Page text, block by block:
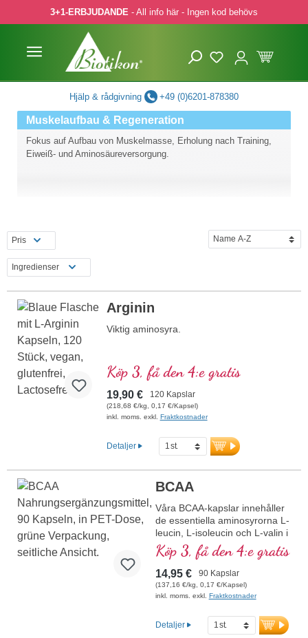
till huvudinnehåll
Hoppa till sökning
Hoppa till huvudnavigering
3+1-ERBJUDANDE - All info här - Ingen kod behövs
Hjälp & rådgivning +49 (0)6201-878380
Muskelaufbau & Regeneration
Fokus auf Aufbau von Muskelmasse, Erholung nach Training,
Eiweiß- und Aminosäureversorgung.
Pris
Ingredienser
Arginin
Viktig aminosyra.
Köp 3, få den 4:e gratis
19,90 € 120 Kapslar
(218,68 €/kg, 0,17 €/Kapsel)
inkl. moms. exkl. Fraktkostnader
Detaljer
BCAA
Våra BCAA-kapslar innehåller
de essentiella aminosyrorna L-
leucin, L-isoleucin och L-valin i
det optimala förhållandet 2:1:1.
Dessa grenade aminosyror är
viktiga för kroppen och måste
tillföras via kosten. Varje
kapsel ger 1 050 mg rena
tillsatser, idealiskt för veganer
och vegetarianer. Ingredienser
Köp 3, få den 4:e gratis
14,95 € 90 Kapslar
(137,16 €/kg, 0,17 €/Kapsel)
inkl. moms. exkl. Fraktkostnader
Detaljer